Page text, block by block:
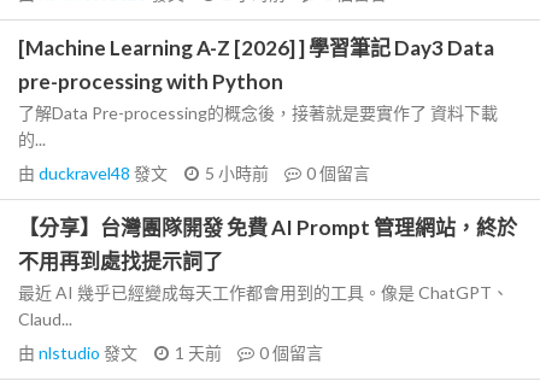
[Machine Learning A-Z [2026] ] 學習筆記 Day3 Data
pre-processing with Python
了解Data Pre-processing的概念後，接著就是要實作了 資料下載
的...
由 duckravel48 發文 5 小時前 0個留言
【分享】台灣團隊開發 免費 AI Prompt 管理網站，終於
不用再到處找提示詞了
最近 AI 幾乎已經變成每天工作都會用到的工具。像是 ChatGPT、
Claud...
由 nlstudio 發文 1 天前 0個留言